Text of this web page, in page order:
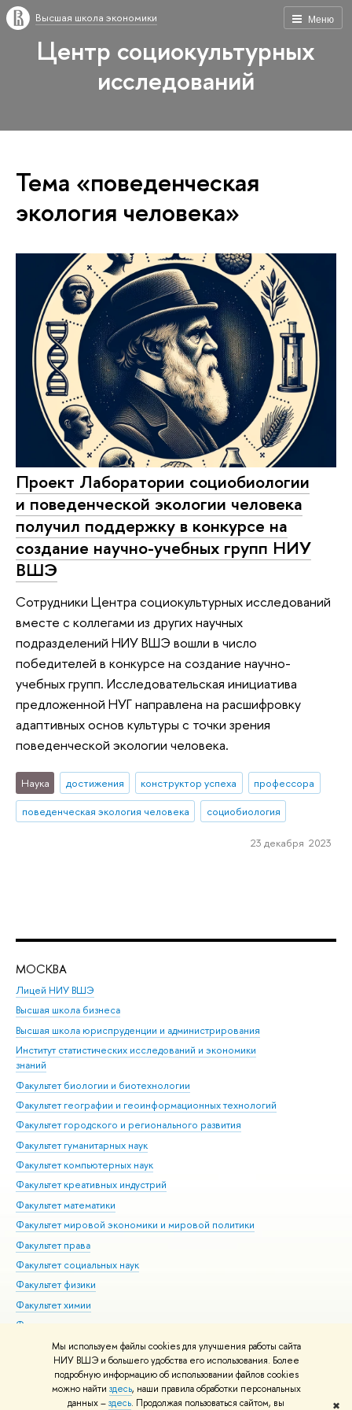
Мы используем файлы cookies для улучшения работы сайта
НИУ ВШЭ и большего удобства его использования. Более
подробную информацию об использовании файлов cookies
можно найти здесь, наши правила обработки персональных
данных –здесь. Продолжая пользоваться сайтом, вы ✖
Меню
Высшая школа экономики
Центр социокультурных
исследований
Тема «поведенческая
экология человека»
Проект Лаборатории социобиологии
и поведенческой экологии человека
получил поддержку в конкурсе на
создание научно-учебных групп НИУ
ВШЭ
Сотрудники Центра социокультурных исследований
вместе с коллегами из других научных
подразделений НИУ ВШЭ вошли в число
победителей в конкурсе на создание научно-
учебных групп. Исследовательская инициатива
предложенной НУГ направлена на расшифровку
адаптивных основ культуры с точки зрения
поведенческой экологии человека.
Наука достижения конструктор успеха
профессора
поведенческая экология человека
социобиология
23 декабря 2023
МОСКВА
Лицей НИУ ВШЭ
Высшая школа бизнеса
Высшая школа юриспруденции и администрирования
Институт статистических исследований и экономики
знаний
Факультет биологии и биотехнологии
Факультет географии и геоинформационных технологий
Факультет городского и регионального развития
Факультет гуманитарных наук
Факультет компьютерных наук
Факультет креативных индустрий
Факультет математики
Факультет мировой экономики и мировой политики
Факультет права
Факультет социальных наук
Факультет физики
Факультет химии
Факультет экономических наук
Международный институт экономики и финансов
Московский институт электроники и математики им. А.Н.
Тихонова